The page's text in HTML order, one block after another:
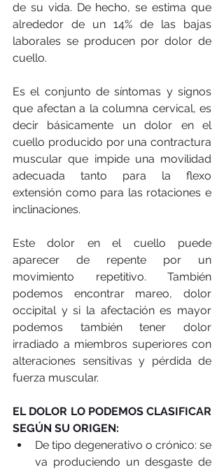
de su vida. De hecho, se estima que
alrededor de un 14% de las bajas
laborales se producen por dolor de
cuello.
Es el conjunto de síntomas y signos
que afectan a la columna cervical, es
decir básicamente un dolor en el
cuello producido por una contractura
muscular que impide una movilidad
adecuada tanto para la flexo
extensión como para las rotaciones e
inclinaciones.
Este dolor en el cuello puede
aparecer de repente por un
movimiento repetitivo. También
podemos encontrar mareo, dolor
occipital y si la afectación es mayor
podemos también tener dolor
irradiado a miembros superiores con
alteraciones sensitivas y pérdida de
fuerza muscular.
EL DOLOR LO PODEMOS CLASIFICAR
SEGÚN SU ORIGEN:
De tipo degenerativo o crónico: se
va produciendo un desgaste de